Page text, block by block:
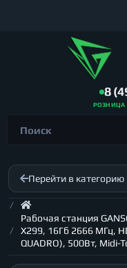
8
РОЗНИЦА
Перейти в категорию
Рабочая станция
X299, 16Гб 2666 МГц,
QUADRO), 500Вт, Midi-